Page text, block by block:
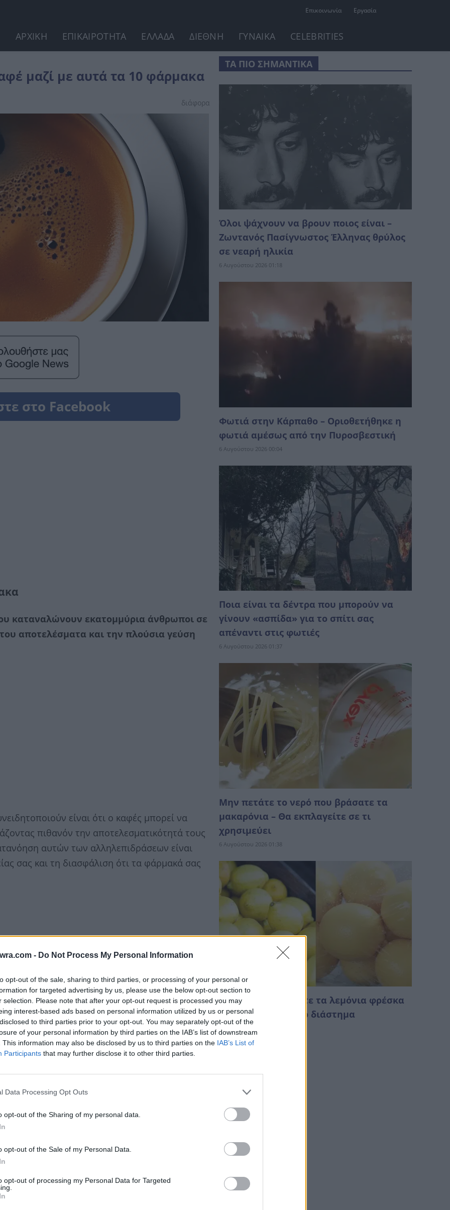
- Do Not Process My Personal Information
opt-out of the sale, sharing to third parties, or processing of your personal or
for targeted advertising by us, please use the below opt-out section to
selection. Please note that after your opt-out request is processed you may
interest-based ads based on personal information utilized by us or personal
to third parties prior to your opt-out. You may separately opt-out of the
of your personal information by third parties on the IAB’s list of downstream
This information may also be disclosed by us to third parties on the IAB’s List of
Participants that may further disclose it to other third parties.
Data Processing Opt Outs
opt-out of the Sharing of my personal data.
opt-out of the Sale of my Personal Data.
opt-out of processing my Personal Data for Targeted
Επικοινωνία Εργασία
ΑΡΧΙΚΗ ΕΠΙΚΑΙΡΟΤΗΤΑ ΕΛΛΑΔΑ ΔΙΕΘΝΗ ΓΥΝΑΙΚΑ CELEBRITIES
μαζί με αυτά τα 10 φάρμακα
διάφορα
καταναλώνουν εκατομμύρια άνθρωποι σε
αποτελέσματα και την πλούσια γεύση
είναι ότι ο καφές μπορεί να
πιθανόν την αποτελεσματικότητά τους
αυτών των αλληλεπιδράσεων είναι
σας και τη διασφάλιση ότι τα φάρμακά σας
το σώμα
που επηρεάζει το κεντρικό νευρικό
βελτιώσει τη διάθεση και να ενισχύσει τη
επίσης τον μεταβολισμό διαφόρων
φαρμάκων. Μπορεί να επιταχύνει ή να
των φαρμάκων, οδηγώντας σε πιθανές
φάρμακα
ΤΑ ΠΙΟ ΣΗΜΑΝΤΙΚΑ
Όλοι ψάχνουν να βρουν ποιος είναι –
Ζωντανός Πασίγνωστος Έλληνας θρύλος
σε νεαρή ηλικία
6 Αυγούστου 2026 01:18
Φωτιά στην Κάρπαθο – Οριοθετήθηκε η
φωτιά αμέσως από την Πυροσβεστική
6 Αυγούστου 2026 00:04
Ποια είναι τα δέντρα που μπορούν να
γίνουν «ασπίδα» για το σπίτι σας
απέναντι στις φωτιές
6 Αυγούστου 2026 01:37
Μην πετάτε το νερό που βράσατε τα
μακαρόνια – Θα εκπλαγείτε σε τι
χρησιμεύει
6 Αυγούστου 2026 01:38
Πώς να διατηρήσετε τα λεμόνια φρέσκα
για μεγάλο χρονικό διάστημα